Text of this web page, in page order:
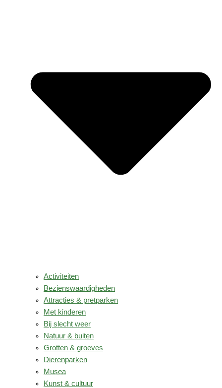
Activiteiten
Bezienswaardigheden
Attracties & pretparken
Met kinderen
Bij slecht weer
Natuur & buiten
Grotten & groeves
Dierenparken
Musea
Kunst & cultuur